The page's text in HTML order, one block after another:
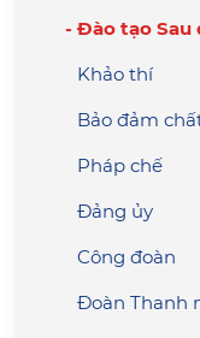
Đào tạo Sau
Khảo thí
Bảo đảm
Pháp chế
Đảng ủy
Công đoàn
Đoàn Thanh